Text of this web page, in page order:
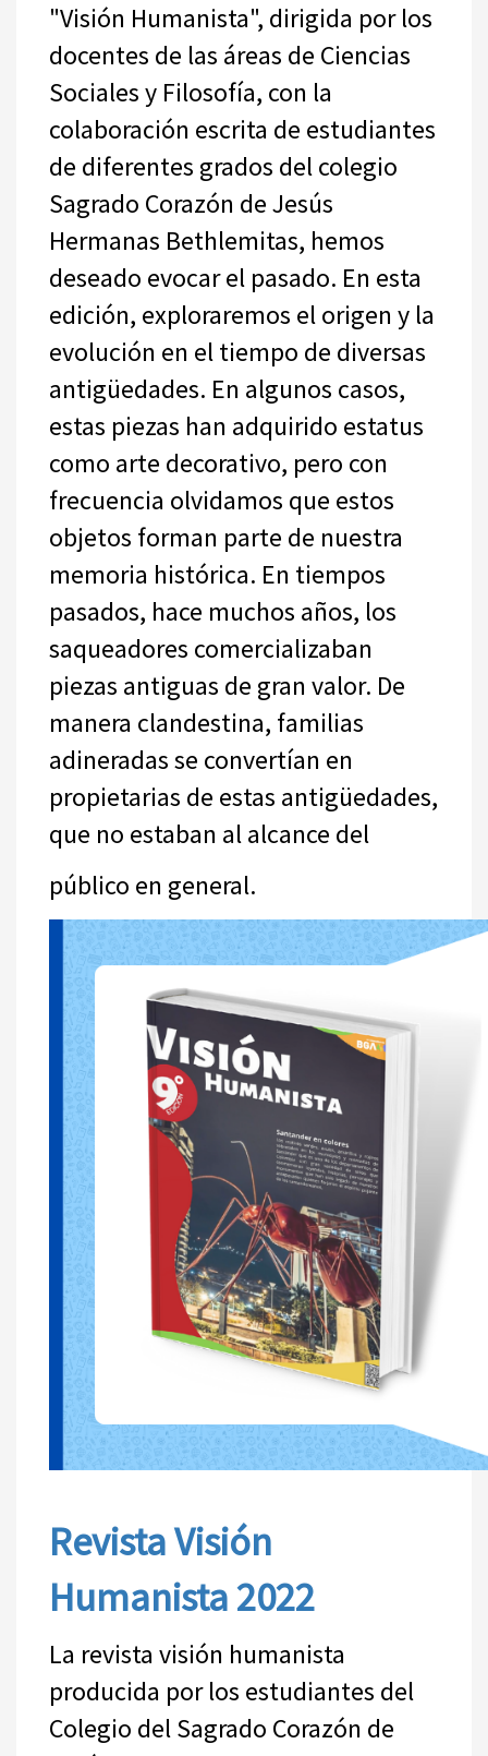
"Visión Humanista", dirigida por los
docentes de las áreas de Ciencias
Sociales y Filosofía, con la
colaboración escrita de estudiantes
de diferentes grados del colegio
Sagrado Corazón de Jesús
Hermanas Bethlemitas, hemos
deseado evocar el pasado. En esta
edición, exploraremos el origen y la
evolución en el tiempo de diversas
antigüedades. En algunos casos,
estas piezas han adquirido estatus
como arte decorativo, pero con
frecuencia olvidamos que estos
objetos forman parte de nuestra
memoria histórica. En tiempos
pasados, hace muchos años, los
saqueadores comercializaban
piezas antiguas de gran valor. De
manera clandestina, familias
adineradas se convertían en
propietarias de estas antigüedades,
que no estaban al alcance del
público en general.
Revista Visión
Humanista 2022
La revista visión humanista
producida por los estudiantes del
Colegio del Sagrado Corazón de